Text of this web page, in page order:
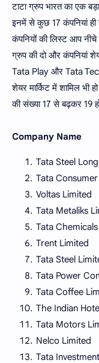
टाटा ग्रुप भारत का एक
इनमें से कुछ 17 कंपनियां ही
कंपनियों की लिस्ट आप
ग्रुप की दो और कंपनियां
Tata Play और Tata
शेयर मार्किट में शामिल भी
की संख्या 17 से बढ़कर 19
Company Name
Tata Steel
Tata
Voltas Limited
Tata Metaliks
Tata
Trent Limited
Tata Steel
Tata Power
Tata Coffee
The Indian
Tata Motors
Nelco Limited
Tata